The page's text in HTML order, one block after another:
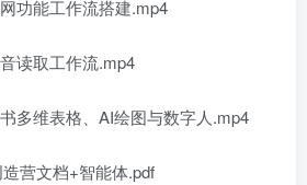
功能工作流搭建.mp4
读取工作流.mp4
多维表格、AI绘图与数字人.mp4
造营文档+智能体.pdf